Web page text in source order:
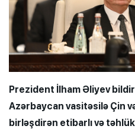
Prezident İlham Əliyev
Azərbaycan vasitəsilə Çin
birləşdirən etibarlı və